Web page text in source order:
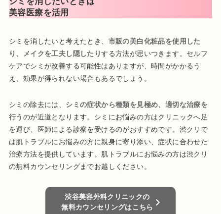
美容医療を活用
シミを消したいと考えたとき、 市販の美白化粧品を使用した
り、メイクを工夫し隠したりする方法が思いつきます。セルフ
ケアでシミが改善する可能性はありますが、時間がかかるう
え、効果が得られない場合もあるでしょう。
シミの除去には、 シミの症状から種類を見極め、適切な治療を
行う のが近道となります。シミにお悩みの方はクリニックへ足
を運び、医師による診察を受けるのがおすすめです。渋クリで
は肌トラブルにお悩みの方に親身に寄り添い、症状に合わせた
治療方法を提供しています。肌トラブルにお悩みの方は渋クリ
の無料カウンセリングまでお越しください。
渋谷美容外科クリニックの
無料カウンセリングはこちら